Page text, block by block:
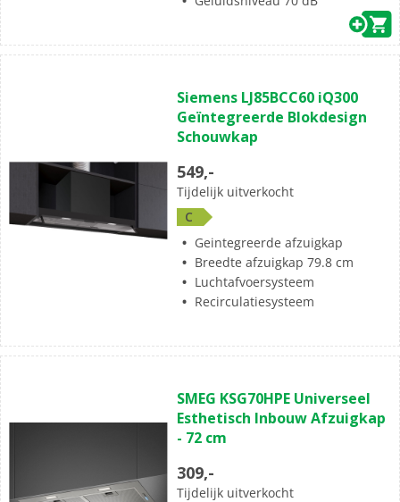
Siemens LJ85BCC60 iQ300
Geïntegreerde Blokdesign
Schouwkap
549,-
Tijdelijk uitverkocht
C
Geintegreerde afzuigkap
Breedte afzuigkap 79.8 cm
Luchtafvoersysteem
Recirculatiesysteem
SMEG KSG70HPE Universeel
Esthetisch Inbouw Afzuigkap
- 72 cm
309,-
Tijdelijk uitverkocht